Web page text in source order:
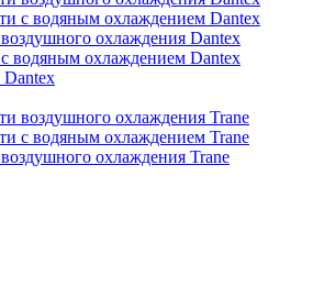
с водяным охлаждением Dantex
охлаждения Dantex
водяным охлаждением Dantex
воздушного охлаждения Trane
с водяным охлаждением Trane
охлаждения Trane